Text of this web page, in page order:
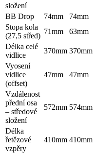
složení
BB Drop 74mm 74mm
Stopa kola
(27,5 střed)
71mm 63mm
Délka celé
vidlice
370mm 370mm
Vyosení
vidlice
(offset)
47mm 47mm
Vzdálenost
přední osa
– středové
složení
572mm 574mm
Délka
řetězové
vzpěry
410mm 410mm